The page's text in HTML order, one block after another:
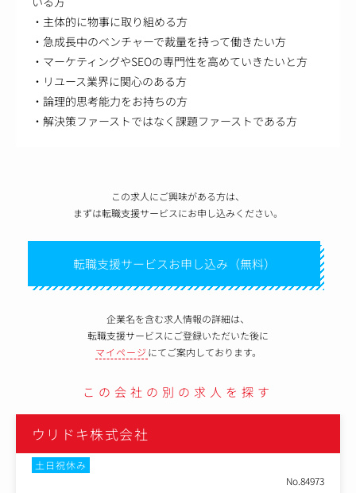
・主体的に物事に取り組める方
・急成長中のベンチャーで裁量を持って働きたい方
・マーケティングやSEOの専門性を高めていきたいと方
・リユース業界に関心のある方
・論理的思考能力をお持ちの方
・解決策ファーストではなく課題ファーストである方
この求人にご興味がある方は、
まずは転職支援サービスにお申し込みください。
転職支援サービスお申し込み（無料）
企業名を含む求人情報の詳細は、
転職支援サービスにご登録いただいた後に
マイページ にてご案内しております。
この会社の別の求人を探す